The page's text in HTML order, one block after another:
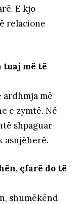
E kjo
relacione
më të
më
e zymtë. Në
shpaguar
asnjëherë.
çfarë do të
shumëkënd